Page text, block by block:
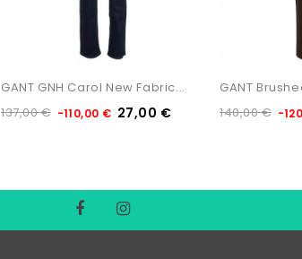
GANT GNH Carol New Fabric...
137,00 € -110,00 € 27,00 €
GANT
140,00 € -